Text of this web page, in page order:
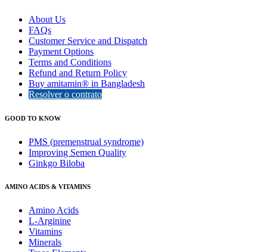
About Us
FAQs
Customer Service and Dispatch
Payment Options
Terms and Conditions
Refund and Return Policy
Buy amitamin® in Bangladesh
Resolver o contrato
GOOD TO KNOW
PMS (premenstrual syndrome)
Improving Semen Quality
Ginkgo Biloba
AMINO ACIDS & VITAMINS
Amino Acids
L-Arginine
Vitamins
Minerals